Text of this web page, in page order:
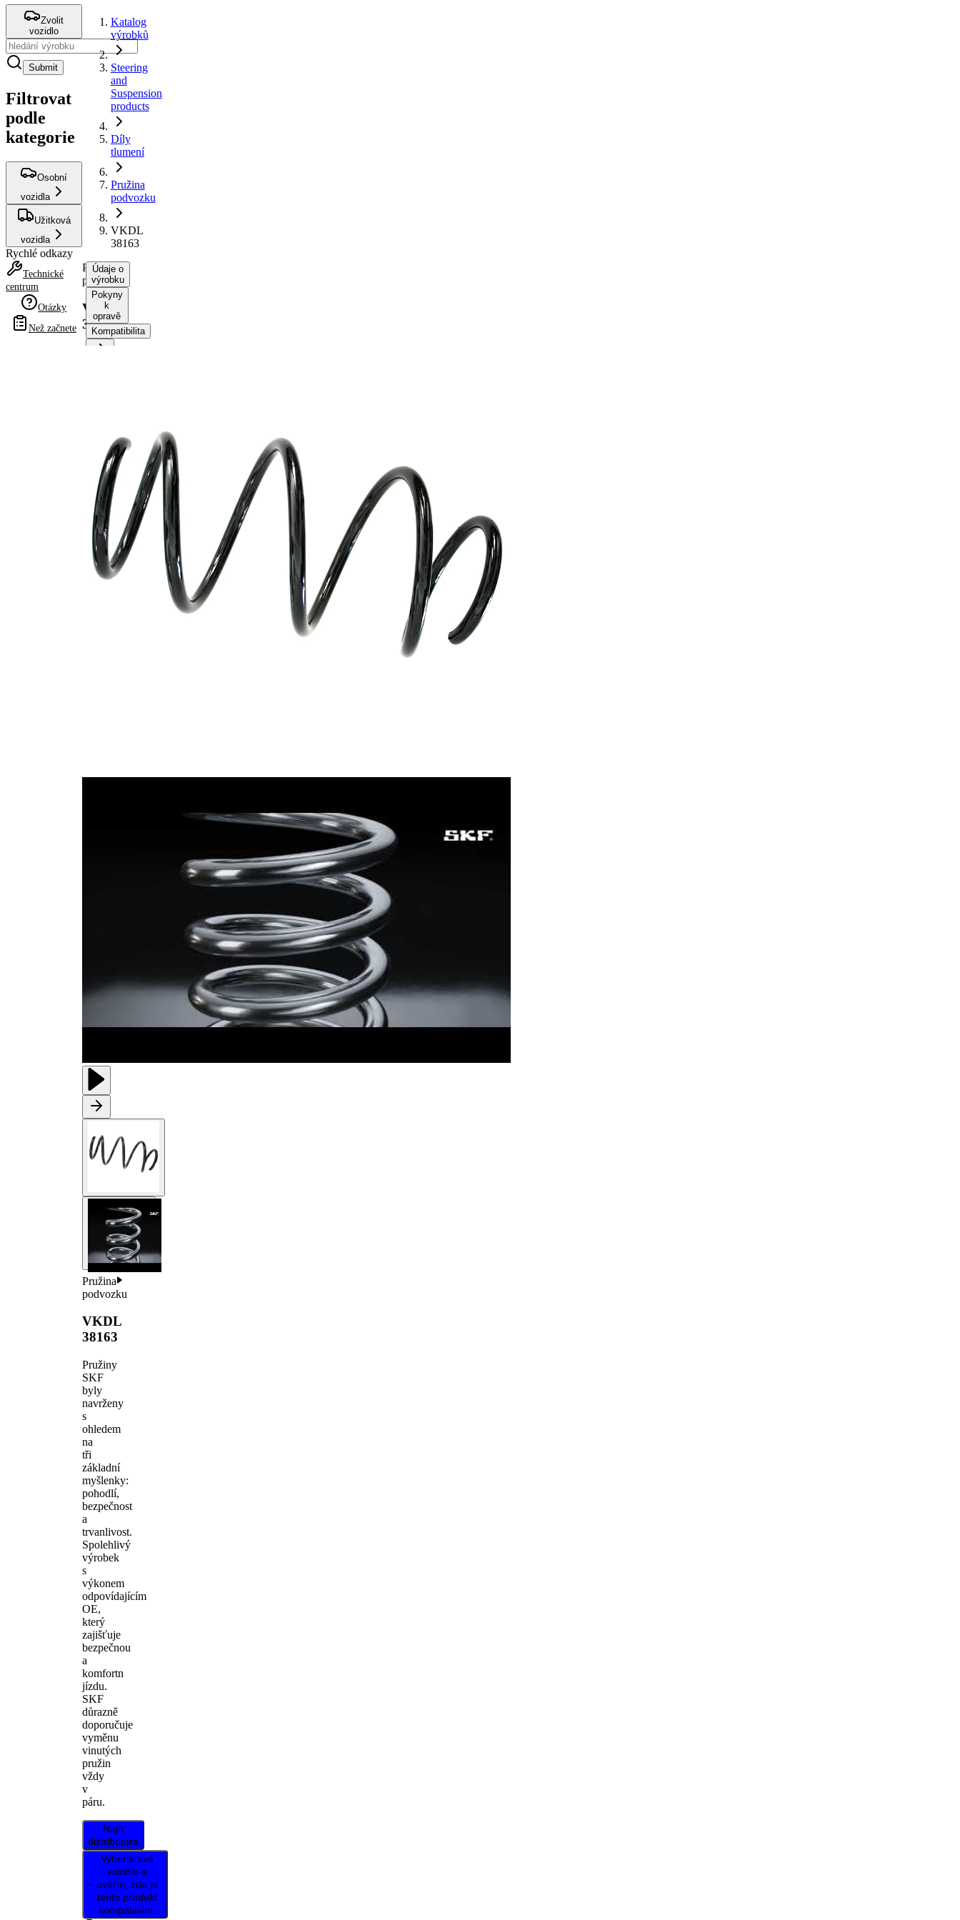
Zvolit
vozidlo
Submit
Filtrovat
podle
kategorie
Osobní
vozidla
Užitková
vozidla
Rychlé odkazy
Technické
centrum
Otázky
Než začnete
Katalog
výrobků
Steering
and
Suspension
products
Díly
tlumení
Pružina
podvozku
VKDL
38163
Pružina
podvozku
VKDL
38163
Pružina
podvozku
VKDL
38163
Pružiny
SKF
byly
navrženy
s
ohledem
na
tři
základní
myšlenky:
pohodlí,
bezpečnost
a
trvanlivost.
Spolehlivý
výrobek
s
výkonem
odpovídajícím
OE,
který
zajišťuje
bezpečnou
a
komfortn
jízdu.
SKF
důrazně
doporučuje
vyměnu
vinutých
pružin
vždy
v
páru.
Najít
distributora
Vyberte své
vozidlo a
ověřte, zda je
tento produkt
kompatibilní.
Údaje o
výrobku
Pokyny
k
opravě
Kompatibilita
Hmotnost
1,75 kg
Tvar
pružiny
Šroubovitá
pružina s
konstatním
průměrem
Vnější
průměr
159 mm
Klíčové
písmeno
Průměr
drátu
12,25 mm